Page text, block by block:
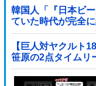
韓国人「『日本ビ
ていた時代が完全
（ブルブル」＝韓
【巨人対ヤクルト
笹原の2点タイムリ
し！！！！！！！